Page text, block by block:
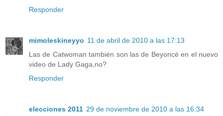
Responder
mimoleskineyyo 11 de abril de 2010 a las 17:13
Las de Catwoman también son las de Beyoncé en el nuevo
video de Lady Gaga,no?
Responder
elecciones 2011 29 de noviembre de 2010 a las 16:34